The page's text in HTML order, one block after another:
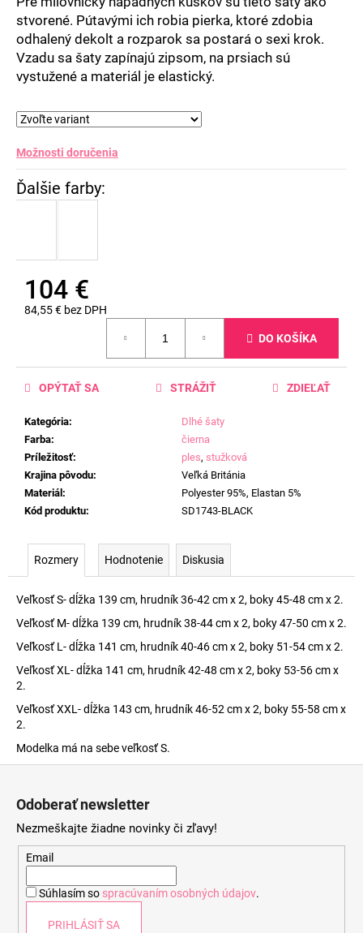
stvorené. Pútavými ich robia pierka, ktoré zdobia
odhalený dekolt a rozparok sa postará o sexi krok.
Vzadu sa šaty zapínajú zipsom, na prsiach sú
vystužené a materiál je elastický.
Možnosti doručenia
104 €
84,55 € bez DPH
DO KOŠÍKA
Kategória:
Dlhé šaty
Farba:
čierna
Príležitosť: ples, stužková
Krajina pôvodu:
Veľká Británia
Materiál :
Polyester 95%, Elastan 5%
Kód produktu: SD1743-BLACK
OPÝTAŤ SA STRÁŽIŤ ZDIEĽAŤ
Rozmery Hodnotenie Diskusia
Veľkosť S- dĺžka 139 cm, hrudník 36-42 cm x 2, boky 45-48 cm x 2.
Veľkosť M- dĺžka 139 cm, hrudník 38-44 cm x 2, boky 47-50 cm x 2.
Veľkosť L- dĺžka 141 cm, hrudník 40-46 cm x 2, boky 51-54 cm x 2.
Veľkosť XL- dĺžka 141 cm, hrudník 42-48 cm x 2, boky 53-56 cm x
2.
Veľkosť XXL- dĺžka 143 cm, hrudník 46-52 cm x 2, boky 55-58 cm x
2.
Modelka má na sebe veľkosť S.
Odoberať newsletter
Nezmeškajte žiadne novinky či zľavy!
Email
Súhlasím so spracúvaním osobných údajov.
PRIHLÁSIŤ SA